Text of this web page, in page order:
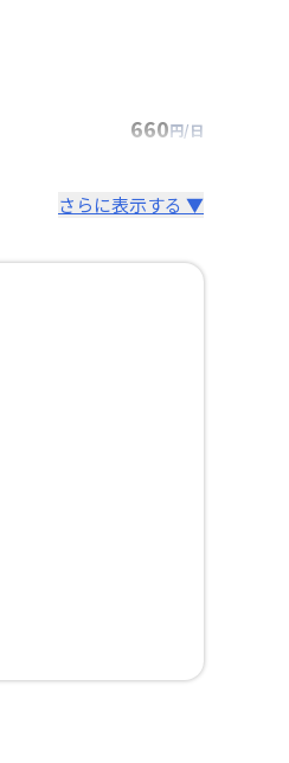
660円/日
さらに表示する ▼